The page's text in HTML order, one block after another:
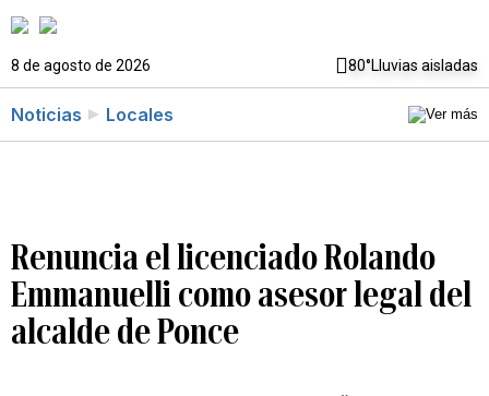
8 de agosto de 2026 80°Lluvias aisladas
Noticias Locales
Renuncia el licenciado Rolando
Emmanuelli como asesor legal del
alcalde de Ponce